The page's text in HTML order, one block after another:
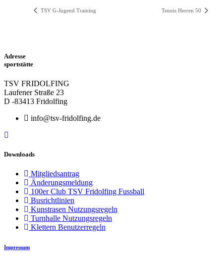
TSV G-Jugend Training Tennis Herren 50
Adresse
sportstätte
TSV FRIDOLFING
Laufener Straße 23
D -83413 Fridolfing
info@tsv-fridolfing.de
Downloads
Mitgliedsantrag
Änderungsmeldung
100er Club TSV Fridolfing Fussball
Busrichtlinien
Kunstrasen Nutzungsregeln
Turnhalle Nutzungsregeln
Klettern Benutzerregeln
Impressum